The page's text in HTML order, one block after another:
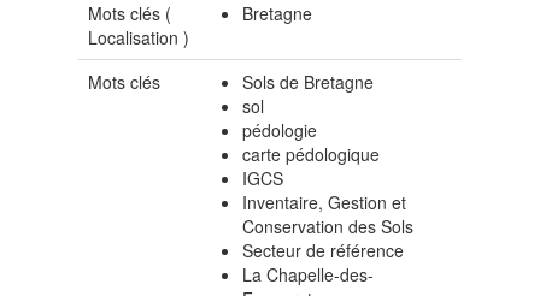
Mots clés (
Localisation )
Bretagne
Mots clés
Sols de Bretagne
sol
pédologie
carte pédologique
IGCS
Inventaire, Gestion et
Conservation des Sols
Secteur de référence
La Chapelle-des-